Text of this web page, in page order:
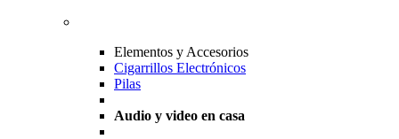
Elementos y Accesorios
Cigarrillos Electrónicos
Pilas
Audio y video en casa